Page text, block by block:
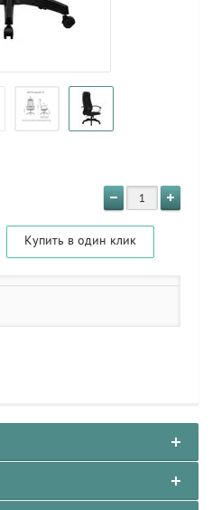
Купить в один клик